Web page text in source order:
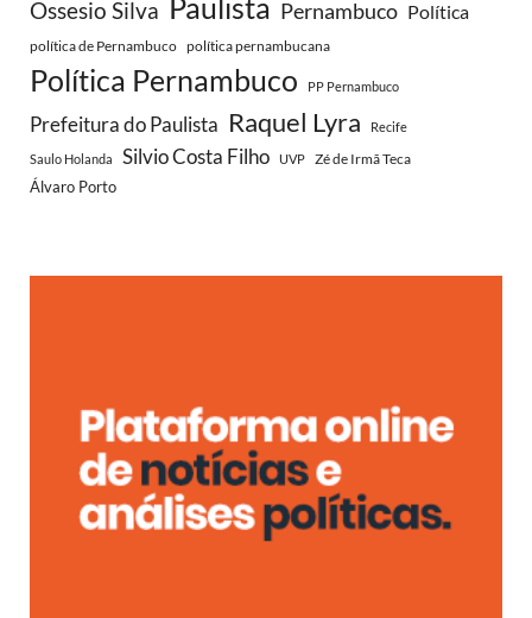
Ossesio Silva Paulista Pernambuco Política
política de Pernambuco política pernambucana
Política Pernambuco PP Pernambuco
Prefeitura do Paulista Raquel Lyra Recife
Saulo Holanda Silvio Costa Filho UVP Zé de Irmã Teca
Álvaro Porto